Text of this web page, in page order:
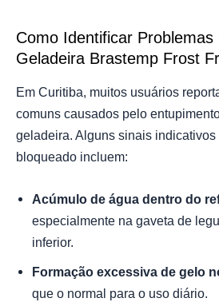
Como Identificar Problemas
Geladeira Brastemp Frost
Em Curitiba, muitos usuários
comuns causados pelo
geladeira. Alguns sinais indicativos
bloqueado incluem:
Acúmulo de água dentro do
especialmente na gaveta de
inferior.
Formação excessiva de gelo
que o normal para o uso diário.